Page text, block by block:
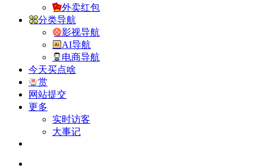
外卖红包
分类导航
影视导航
AI导航
电商导航
今天买点啥
赏
网站提交
更多
实时访客
大事记